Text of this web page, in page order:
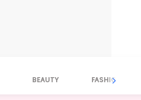
BEAUTY FASHION